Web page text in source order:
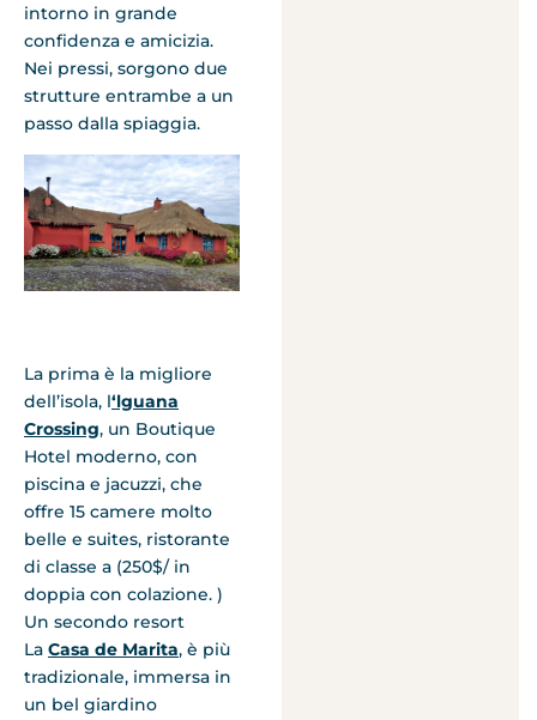
intorno in grande
confidenza e amicizia.
Nei pressi, sorgono due
strutture entrambe a un
passo dalla spiaggia.
La prima è la migliore
dell’isola, l‘lguana
Crossing, un Boutique
Hotel moderno, con
piscina e jacuzzi, che
offre 15 camere molto
belle e suites, ristorante
di classe a (250$/ in
doppia con colazione. )
Un secondo resort
La Casa de Marita, è più
tradizionale, immersa in
un bel giardino